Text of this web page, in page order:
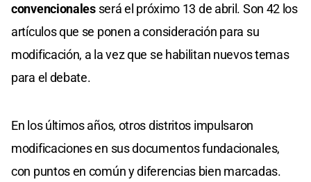
convencionalesserá el próximo 13 de abril. Son 42 los
artículos que se ponen a consideración para su
modificación, a la vez que se habilitan nuevos temas
para el debate.
En los últimos años, otros distritos impulsaron
modificaciones en sus documentos fundacionales,
con puntos en común y diferencias bien marcadas.